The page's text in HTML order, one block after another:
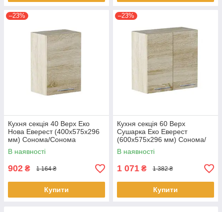
–23%
Кухня секція 40 Верх Еко
Нова Еверест (400х575х296
мм) Сонома/Сонома
В наявності
902 ₴ 1 164 ₴
Купити
–23%
Кухня секція 60 Верх
Сушарка Еко Еверест
(600х575х296 мм) Сонома/
Сонома
В наявності
1 071 ₴ 1 382 ₴
Купити